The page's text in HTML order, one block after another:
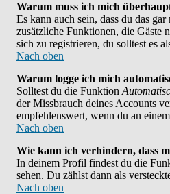
Warum muss ich mich
Es kann auch sein, dass du das
zusätzliche Funktionen, die Gäste
sich zu registrieren, du solltest es
Nach oben
Warum logge ich mich
Solltest du die Funktion
der Missbrauch deines Accounts
empfehlenswert, wenn du an
Nach oben
Wie kann ich verhindern, dass
In deinem Profil findest du die
sehen. Du zählst dann als
Nach oben